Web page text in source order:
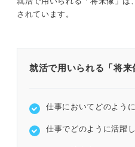
されています。
就活で用いられる「将来
仕事においてどのよう
仕事でどのように活躍
③応募先企業で先輩の将来像
①IT業界の例文